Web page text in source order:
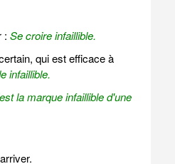
: Se croire infaillible.
qui est efficace à
infaillible.
la marque infaillible d'une